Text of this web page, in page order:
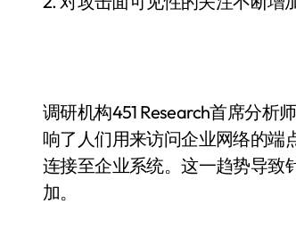
调研机构451 Research首席分析
响了人们用来访问企业网络的端
连接至企业系统。这一趋势导致
加。